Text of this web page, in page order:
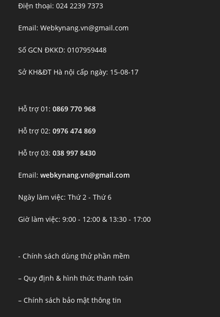
Điện thoại: 024 2239 7373
Email: Webkynang.vn@gmail.com
Số GCN ĐKKD: 0107959448
Sở KH&ĐT Hà nội cấp ngày: 15-08-17
Hỗ trợ 01:0869 770 968
Hỗ trợ 02:0976 474 869
Hỗ trợ 03:038 997 8430
Email:webkynang.vn@gmail.com
Ngày làm việc: Thứ 2 - Thứ 6
Giờ làm việc: 9:00 - 12:00 & 13:30 - 17:00
- Chính sách dùng thử phần mềm
– Quy định & hình thức thanh toán
– Chính sách bảo mật thông tin